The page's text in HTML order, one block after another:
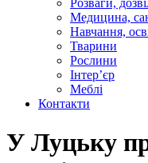
Розваги,
Медицина,
Навчання,
Тварини
Рослини
Інтер’єр
Меблі
Контакти
У Луцьку